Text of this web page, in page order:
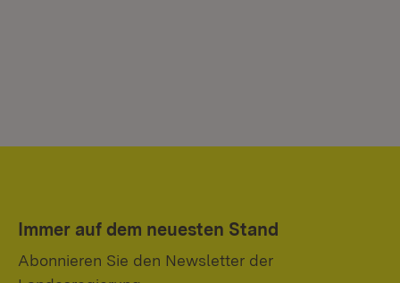
Immer auf dem neuesten Stand
Abonnieren Sie den Newsletter der